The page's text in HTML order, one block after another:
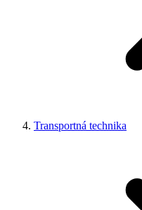
Transportná technika